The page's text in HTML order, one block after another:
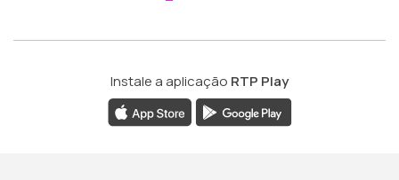
Instale a aplicação RTP Play